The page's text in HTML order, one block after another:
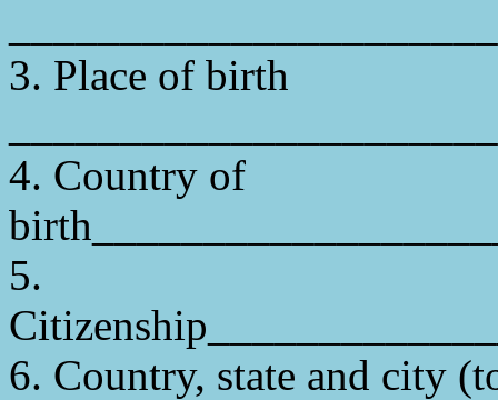
3. Place of birth
4. Country of
5.
6. Country, state and city